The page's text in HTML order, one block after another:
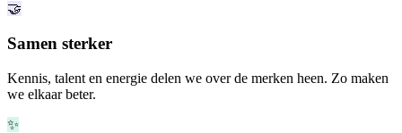
🤝
Samen sterker
Kennis, talent en energie delen we over de merken heen. Zo maken
we elkaar beter.
✨